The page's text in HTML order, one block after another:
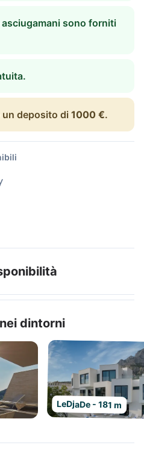
sono forniti
deposito di 1000 €.
dintorni
LeDjaDe - 181 m